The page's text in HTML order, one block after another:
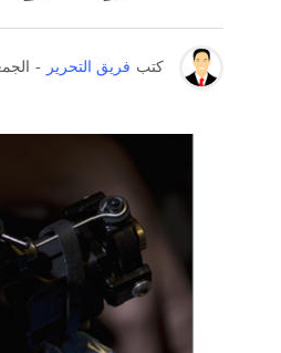
كتب فريق التحرير - الجمعة 02